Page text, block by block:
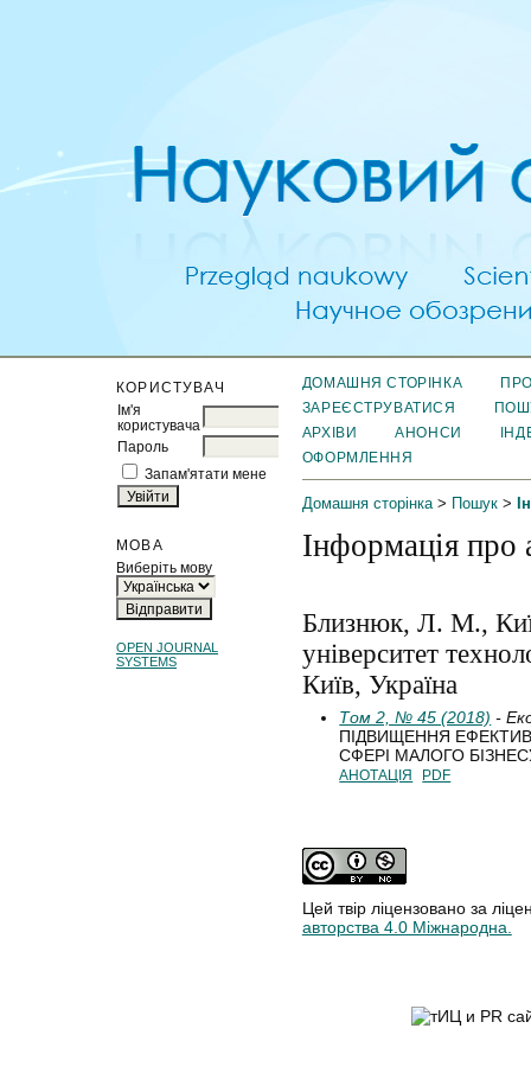
КОРИСТУВАЧ
Ім'я
користувача
Пароль
Запам'ятати мене
МОВА
Виберіть мову
OPEN JOURNAL
SYSTEMS
ДОМАШНЯ СТОРІНКА
ЗАРЕЄСТРУВАТИСЯ
АРХІВИ
АНОНСИ
ОФОРМЛЕННЯ
Домашня сторінка> Пошук>
Інформація про
Близнюк, Л. М.,
університет
Київ, Україна
Том 2, № 45 (2018) -
ПІДВИЩЕННЯ
СФЕРІ МАЛОГО
АНОТАЦІЯ PDF
Цей твір ліцензовано за
авторства 4.0 Міжнародна.